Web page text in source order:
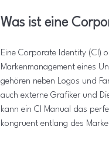
Was ist eine
Eine Corporate Identity (CI)
Markenmanagement eines
gehören neben Logos und
auch externe Grafiker und
kann ein CI Manual das
kongruent entlang des